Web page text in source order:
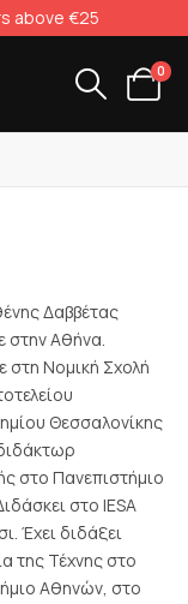
above €25
0
Δαββέτας
στην Αθήνα.
στη Νομική Σχολή
Θεσσαλονίκης
στο Πανεπιστήμιο
στο IESA
Έχει διδάξει
της Τέχνης στο
Αθηνών, στο